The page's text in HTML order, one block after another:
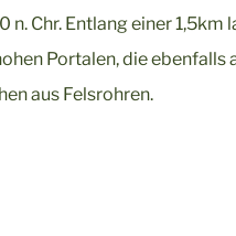
n. Chr. Entlang einer
Portalen, die ebenfalls
aus Felsrohren.